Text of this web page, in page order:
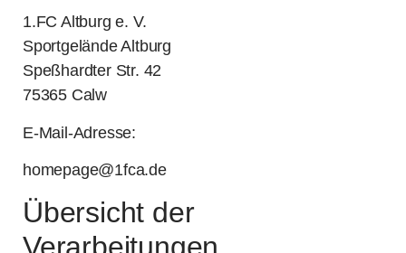
1.FC Altburg e. V.
Sportgelände Altburg
Speßhardter Str. 42
75365 Calw
E-Mail-Adresse:
homepage@1fca.de
Übersicht der